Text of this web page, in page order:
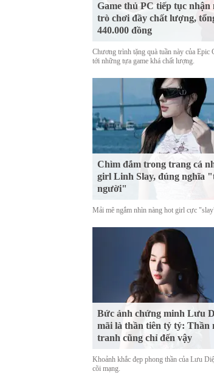
Game thủ PC tiếp tục nhận
trò chơi đầy chất lượng,
440.000 đồng
Chương trình tặng quà tuần này của Epic
tới những tựa game khá chất lượng.
Chìm đắm trong trang cá
girl Linh Slay, đúng nghĩa
người"
Mải mê ngắm nhìn nàng hot girl cực
Bức ảnh chứng minh Lưu
mãi là thần tiên tỷ tỷ: Thần
tranh cũng chỉ đến vậy
Khoảnh khắc đẹp phong thần của Lưu
cõi mạng.